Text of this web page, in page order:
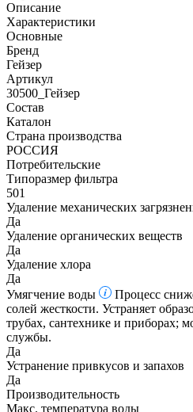
Описание
Характеристики
Основные
Бренд
Гейзер
Артикул
30500_Гейзер
Состав
Каталон
Страна производства
РОССИЯ
Потребительские
Типоразмер фильтра
501
Удаление механических
Да
Удаление органических веществ
Да
Удаление хлора
Да
Умягчение воды
Процесс
солей жесткости. Устраняет
трубах, сантехнике и приборах;
службы.
Да
Устранение привкусов и запахов
Да
Производительность
Макс. температура воды